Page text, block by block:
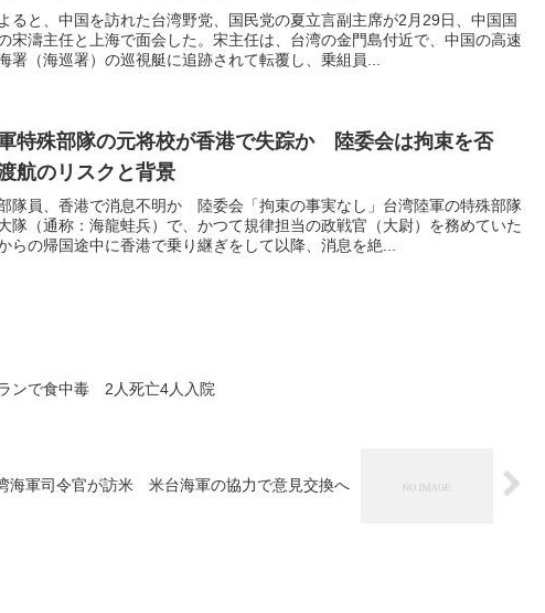
ると、中国を訪れた台湾野党、国民党の夏立言副主席が2月29日、中国国
宋濤主任と上海で面会した。宋主任は、台湾の金門島付近で、中国の高速
署（海巡署）の巡視艇に追跡されて転覆し、乗組員...
特殊部隊の元将校が香港で失踪か 陸委会は拘束を否
航のリスクと背景
隊員、香港で消息不明か 陸委会「拘束の事実なし」台湾陸軍の特殊部隊
隊（通称：海龍蛙兵）で、かつて規律担当の政戦官（大尉）を務めていた
らの帰国途中に香港で乗り継ぎをして以降、消息を絶...
ンで食中毒 2人死亡4人入院
海軍司令官が訪米 米台海軍の協力で意見交換へ